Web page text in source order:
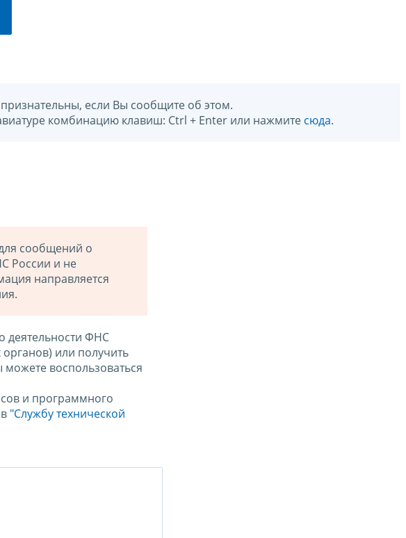
если Вы сообщите об этом.
комбинацию клавиш: Ctrl + Enter или нажмите сюда.
сообщений о
России и не
направляется
деятельности ФНС
или получить
воспользоваться
и программного
"Службу технической